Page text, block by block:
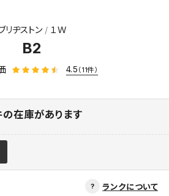
リヂストン １Ｗ
B2
4.5 （11件）
の在庫があります
ランクについて